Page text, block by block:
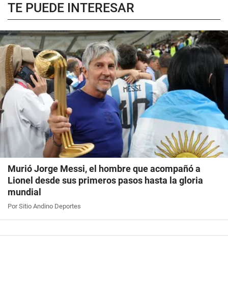
TE PUEDE INTERESAR
Murió Jorge Messi, el hombre que acompañó a
Lionel desde sus primeros pasos hasta la gloria
mundial
Por Sitio Andino Deportes